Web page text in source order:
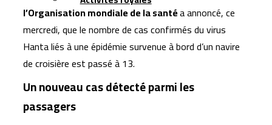
Six jeunes Marocains décrochent la 2ᵉ place mondiale
dans une compétition internationale de recherche
mathématique
Les transferts des Marocains d’Espagne dépassent
1,5 milliard d’euros
Nador West Med se prépare au lancement de ses
premières opérations commerciales
l’Organisation mondiale de la santéa annoncé, ce
mercredi, que le nombre de cas confirmés du virus
Hanta liés à une épidémie survenue à bord d’un navire
de croisière est passé à 13.
Un nouveau cas détecté parmi les
passagers